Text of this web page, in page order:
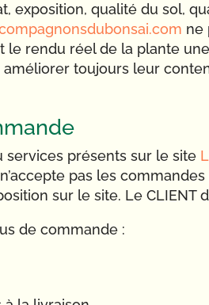
exposition, qualité du sol,
ne
le rendu réel de la plante
améliorer toujours leur
présents sur le site
n’accepte pas les
sur le site. Le
de commande :